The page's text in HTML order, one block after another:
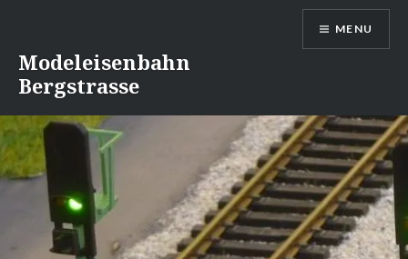
inhoud
springen
Modeleisenbahn
Bergstrasse
MENU